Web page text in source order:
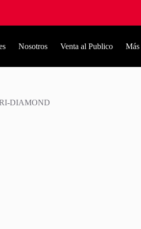
Nosotros Venta al Publico Más
DIAMOND